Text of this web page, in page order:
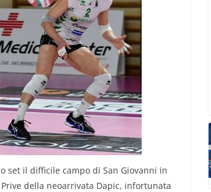
set il difficile campo di San Giovanni in
della neoarrivata Dapic, infortunata